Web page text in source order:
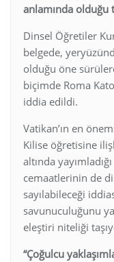
anlamında olduğu
Dinsel Öğretiler
belgede,
olduğu öne
biçimde Roma
iddia edildi.
Vatikan’ın en
Kilise öğretisine
altında
cemaatlerinin de
sayılabileceği
savunuculuğunu
eleştiri niteliği
“Çoğulcu